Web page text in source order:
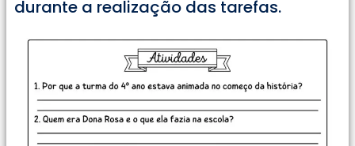
durante a realização das tarefas.